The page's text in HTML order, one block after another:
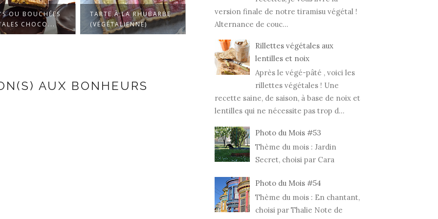
OU BOUCHÉES
CHOCO...
TARTE À LA RHUBARBE
(VÉGÉTALIENNE)
GÂTEAU MARBRÉ
VÉGÉTALIEN
GAUFRES
VÉGÉTALIENNES
AUX BONHEURS
version finale de notre tiramisu végétal !
Alternance de couc...
Rillettes végétales aux
lentilles et noix
Après le végé-pâté , voici les
rillettes végétales ! Une
recette saine, de saison, à base de noix et
lentilles qui ne nécessite pas trop d...
Photo du Mois #53
Thème du mois : Jardin
Secret, choisi par Cara
Photo du Mois #54
Thème du mois : En chantant,
choisi par Thalie Note de